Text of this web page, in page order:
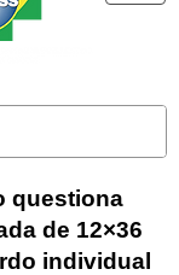
questiona
de 12×36
individual